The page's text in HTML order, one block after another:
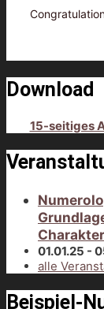
Download
15-seitiges
01.01.25 -
alle
Beispiel-